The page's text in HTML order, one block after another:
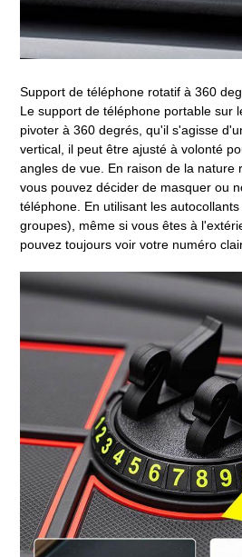
Support de téléphone rotatif à 360
Le support de téléphone portable sur
pivoter à 360 degrés, qu'il s'agisse
vertical, il peut être ajusté à volonté
angles de vue. En raison de la nature
vous pouvez décider de masquer ou
téléphone. En utilisant les
groupes), même si vous êtes à
pouvez toujours voir votre numéro